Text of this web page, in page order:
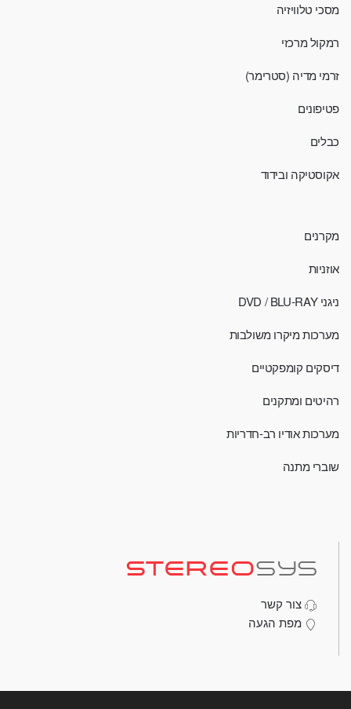
מסכי טלוויזיה
רמקול מרכזי
זרמי מדיה (סטרימר)
פטיפונים
כבלים
אקוסטיקה ובידוד
מקרנים
אוזניות
ניגני DVD / BLU-RAY
מערכות מיקרו משולבות
דיסקים קומפקטיים
רהיטים ומתקנים
מערכות אודיו רב-חדריות
שוברי מתנה
צור קשר
מפת הגעה